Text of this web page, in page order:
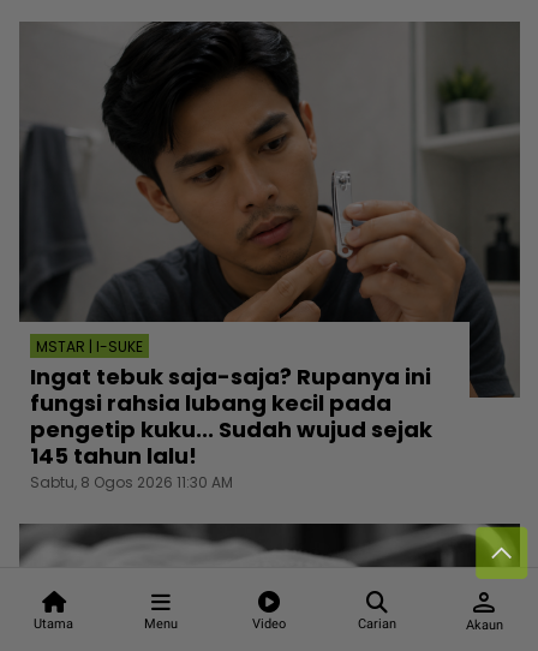
Utama Menu Video Carian
person
Akaun
MSTAR | I-SUKE
Ingat tebuk saja-saja? Rupanya ini
fungsi rahsia lubang kecil pada
pengetip kuku... Sudah wujud sejak
145 tahun lalu!
Sabtu, 8 Ogos 2026 11:30 AM